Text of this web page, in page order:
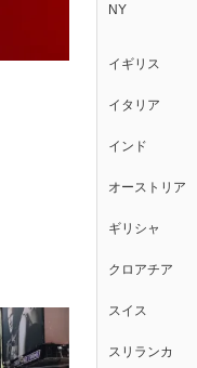
NY
イギリス
イタリア
インド
オーストリア
ギリシャ
クロアチア
スイス
スリランカ